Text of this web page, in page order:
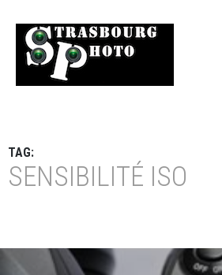
TAG:
SENSIBILITÉ ISO